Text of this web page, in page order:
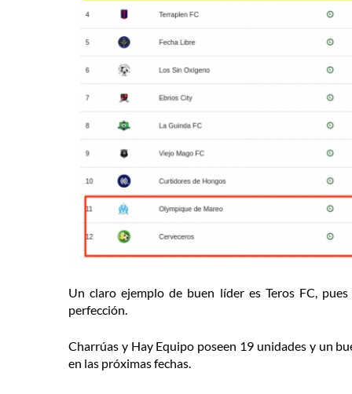
Un claro ejemplo de buen líder es Teros FC,
perfección.
Charrúas y Hay Equipo poseen 19 unidades y un
en las próximas fechas.